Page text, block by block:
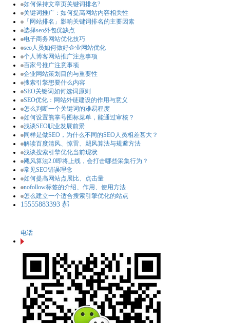
如何保持文章页关键词排名?
关键词推广：如何提高网站内容相关性
「网站排名」影响关键词排名的主要因素
选择seo外包优缺点
电子商务网站优化技巧
seo人员如何做好企业网站优化
个人博客网站推广注意事项
百家号推广注意事项
企业网站策划目的与重要性
搜索引擎想要什么内容
SEO关键词如何选词原则
SEO优化：网站外链建设的作用与意义
怎么判断一个关键词的难易程度
如何设置熊掌号图标菜单，能通过审核？
浅谈SEO职业发展前景
同样是做SEO，为什么不同的SEO人员相差甚大？
解读百度清风、惊雷、飓风算法与规避方法
浅谈搜索引擎优化当前现状
飓风算法2.0即将上线，会打击哪些采集行为？
常见SEO错误理念
如何提高网站点展比、点击量
nofollow标签的介绍、作用、使用方法
怎么建立一个适合搜索引擎优化的站点
15555883393 郝
电话